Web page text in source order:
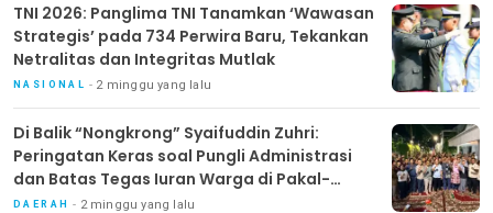
TNI 2026: Panglima TNI Tanamkan ‘Wawasan
Strategis’ pada 734 Perwira Baru, Tekankan
Netralitas dan Integritas Mutlak
NASIONAL 2 minggu yang lalu
Di Balik “Nongkrong” Syaifuddin Zuhri:
Peringatan Keras soal Pungli Administrasi
dan Batas Tegas Iuran Warga di Pakal-
Benowo
DAERAH 2 minggu yang lalu